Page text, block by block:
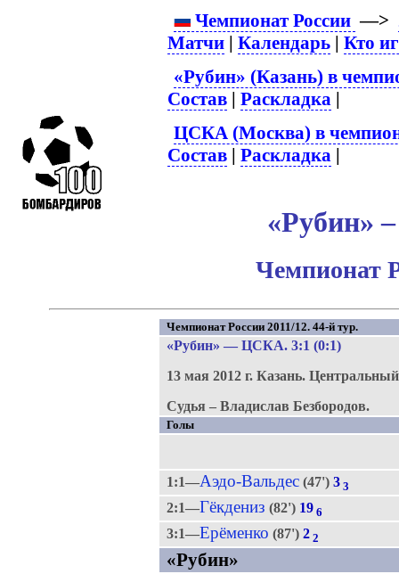
Чемпионат России —>
Матчи |Календарь |Кто
«Рубин» (Казань) в
Состав |Раскладка |
ЦСКА (Москва) в
Состав |Раскладка |
«Рубин»
Чемпионат
Чемпионат России 2011/12. 44-й тур.
«Рубин» — ЦСКА. 3:1 (0:1)
13 мая 2012 г. Казань.
Судья – Владислав Безбородов.
Голы
1:1—Аэдо-Вальдес(47') 3 3
2:1—Гёкдениз (82') 19 6
3:1—Ерёменко (87') 2 2
«Рубин»